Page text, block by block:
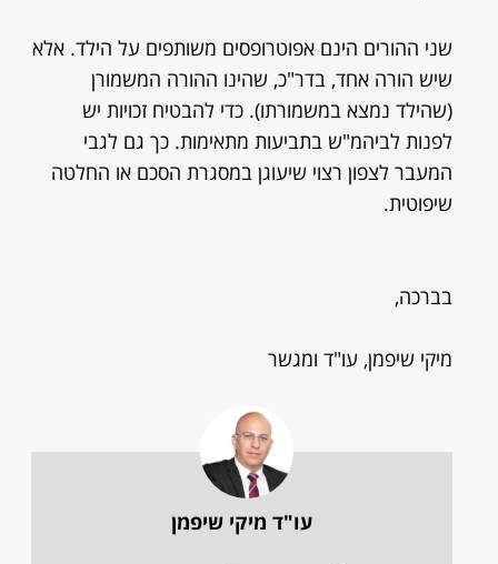
שני ההורים הינם אפוטרופסים משותפים על הילד. אלא
שיש הורה אחד, בדר"כ, שהינו ההורה המשמורן
(שהילד נמצא במשמורתו). כדי להבטיח זכויות יש
לפנות לביהמ"ש בתביעות מתאימות. כך גם לגבי
המעבר לצפון רצוי שיעוגן במסגרת הסכם או החלטה
שיפוטית.
בברכה,
מיקי שיפמן, עו"ד ומגשר
עו"ד מיקי שיפמן